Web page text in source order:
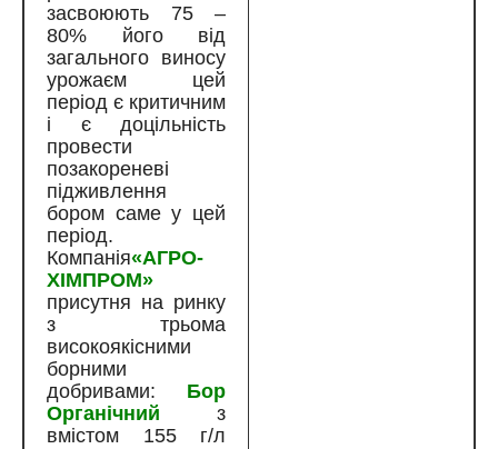
засвоюють 75 –
80% його від
загального виносу
урожаєм цей
період є критичним
і є доцільність
провести
позакореневі
підживлення
бором саме у цей
період.
Компанія«АГРО-
ХІМПРОМ»
присутня на ринку
з трьома
високоякісними
борними
добривами: Бор
Органічний з
вмістом 155 г/л